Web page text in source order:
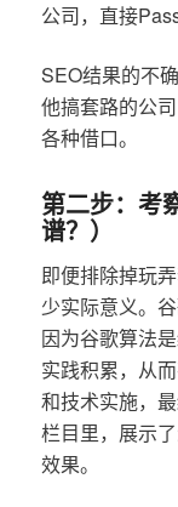
公司，直接
SEO结果的不
他搞套路的公
各种借口。
第二步：考
谱？）
即便排除掉玩
少实际意义。
因为谷歌算法
实践积累，从
和技术实施，
栏目里，展示
效果。